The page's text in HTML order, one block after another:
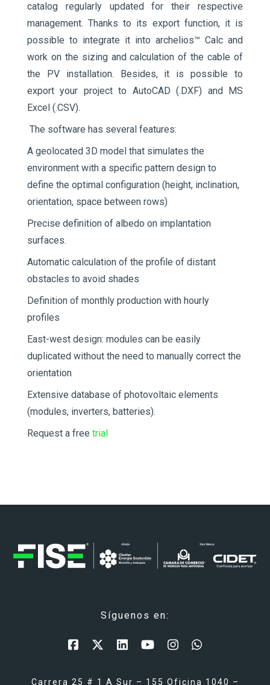
catalog regularly updated for their respective
management. Thanks to its export function, it is
possible to integrate it into archelios™ Calc and
work on the sizing and calculation of the cable of
the PV installation. Besides, it is possible to
export your project to AutoCAD (.DXF) and MS
Excel (.CSV).
The software has several features:
A geolocated 3D model that simulates the
environment with a specific pattern design to
define the optimal configuration (height, inclination,
orientation, space between rows)
Precise definition of albedo on implantation
surfaces.
Automatic calculation of the profile of distant
obstacles to avoid shades
Definition of monthly production with hourly
profiles
East-west design: modules can be easily
duplicated without the need to manually correct the
orientation
Extensive database of photovoltaic elements
(modules, inverters, batteries).
Request a free trial
Síguenos en:
Carrera 25 # 1 A Sur – 155 Oficina 1040 –